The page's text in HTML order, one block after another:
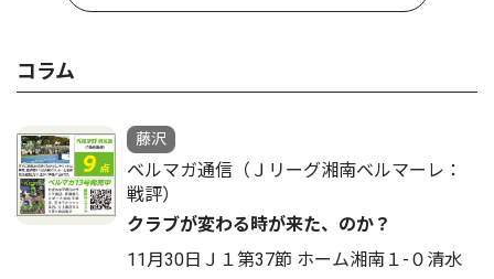
コラム
藤沢
ベルマガ通信（Ｊリーグ湘南ベルマーレ：
戦評）
クラブが変わる時が来た、のか？
11月30日Ｊ１第37節 ホーム湘南１-０清水